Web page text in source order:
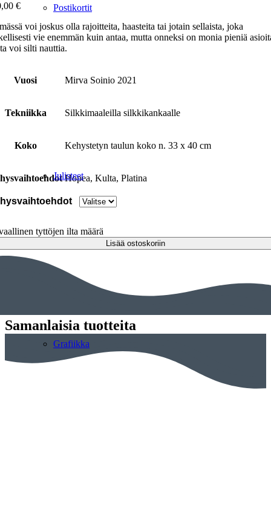
Postikortit
Julisteet
Grafiikka
€
voi joskus olla rajoitteita, haasteita tai jotain sellaista, joka
vie enemmän kuin antaa, mutta onneksi on monia pieniä
voi silti nauttia.
Vuosi Mirva Soinio 2021
Tekniikka Silkkimaaleilla silkkikankaalle
Koko Kehystetyn taulun koko n. 33 x 40 cm
Hopea, Kulta, Platina
tyttöjen ilta määrä
Lisää ostoskoriin
Samanlaisia tuotteita